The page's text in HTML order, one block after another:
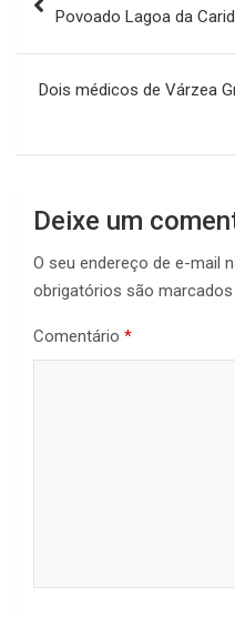
Povoado Lagoa da
Dois médicos de Várzea
Deixe um
O seu endereço de e-mail
obrigatórios são
Comentário *